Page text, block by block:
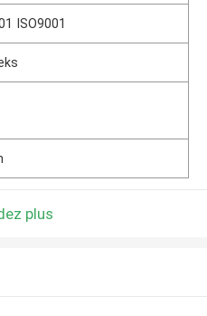
ISO9001
plus